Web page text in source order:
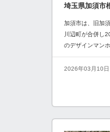
埼玉県加須
加須市は、旧加
川辺町が合併し
のデザインマン
2026年03月10日